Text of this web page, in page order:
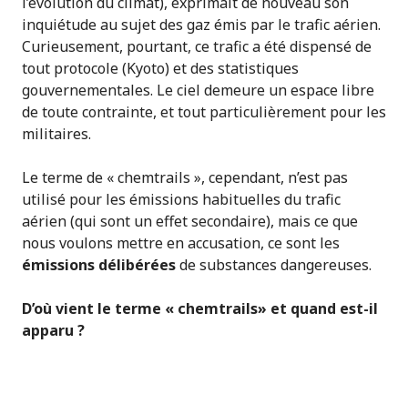
inquiétude au sujet des gaz émis par le trafic aérien.
Curieusement, pourtant, ce trafic a été dispensé de
tout protocole (Kyoto) et des statistiques
gouvernementales. Le ciel demeure un espace libre
de toute contrainte, et tout particulièrement pour les
militaires.
Le terme de « chemtrails », cependant, n’est pas
utilisé pour les émissions habituelles du trafic
aérien (qui sont un effet secondaire), mais ce que
nous voulons mettre en accusation, ce sont les
émissions délibéréesde substances dangereuses.
D’où vient le terme « chemtrails» et quand est-il
apparu ?